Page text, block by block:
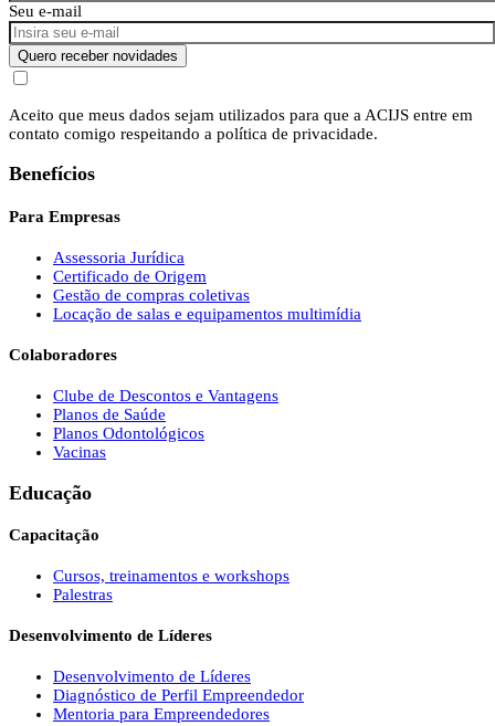
Seu e-mail
Quero receber novidades
Aceito que meus dados sejam utilizados para que a ACIJS entre em
contato comigo respeitando a política de privacidade.
Benefícios
Para Empresas
Assessoria Jurídica
Certificado de Origem
Gestão de compras coletivas
Locação de salas e equipamentos multimídia
Colaboradores
Clube de Descontos e Vantagens
Planos de Saúde
Planos Odontológicos
Vacinas
Educação
Capacitação
Cursos, treinamentos e workshops
Palestras
Desenvolvimento de Líderes
Desenvolvimento de Líderes
Diagnóstico de Perfil Empreendedor
Mentoria para Empreendedores